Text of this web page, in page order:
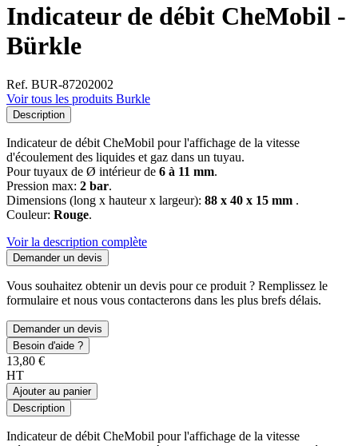
Indicateur de débit CheMobil -
Bürkle
Ref. BUR-87202002
Voir tous les produits Burkle
Description
Indicateur de débit CheMobil pour l'affichage de la vitesse
d'écoulement des liquides et gaz dans un tuyau.
Pour tuyaux de Ø intérieur de 6 à 11 mm.
Pression max: 2 bar.
Dimensions (long x hauteur x largeur): 88 x 40 x 15 mm .
Couleur: Rouge.
Voir la description complète
Demander un devis
Vous souhaitez obtenir un devis pour ce produit ? Remplissez le
formulaire et nous vous contacterons dans les plus brefs délais.
Demander un devis
Besoin d'aide ?
13,80 €
HT
Ajouter au panier
Description
Indicateur de débit CheMobil pour l'affichage de la vitesse